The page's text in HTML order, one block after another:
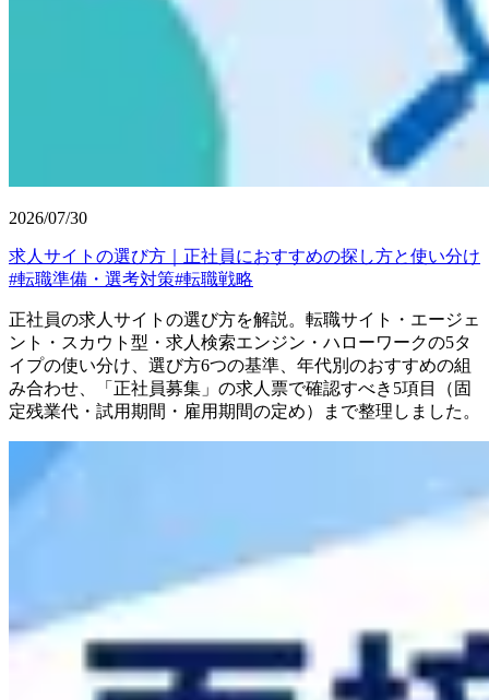
2026/07/30
求人サイトの選び方｜正社員におすすめの探し方と使い分け
#転職準備・選考対策#転職戦略
正社員の求人サイトの選び方を解説。転職サイト・エージェ
ント・スカウト型・求人検索エンジン・ハローワークの5タ
イプの使い分け、選び方6つの基準、年代別のおすすめの組
み合わせ、「正社員募集」の求人票で確認すべき5項目（固
定残業代・試用期間・雇用期間の定め）まで整理しました。